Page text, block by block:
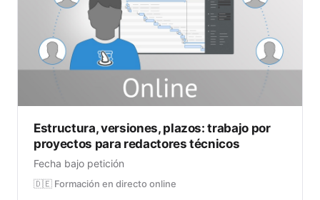
Estructura, versiones, plazos: trabajo por
proyectos para redactores técnicos
Fecha bajo petición
🇩🇪 Formación en directo online